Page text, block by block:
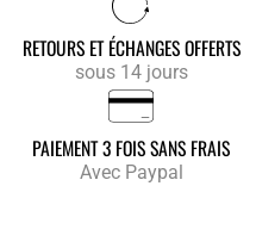
RETOURS ET ÉCHANGES OFFERTS
sous 14 jours
PAIEMENT 3 FOIS SANS FRAIS
Avec Paypal